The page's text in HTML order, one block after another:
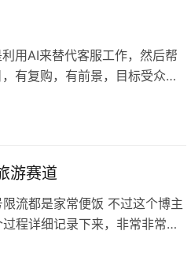
用AI来替代客服工作，然后帮
有复购，有前景，目标受众也
然实现起来非常复杂，各种接
游赛道
流都是家常便饭 不过这个博主
程详细记录下来，非常非常详